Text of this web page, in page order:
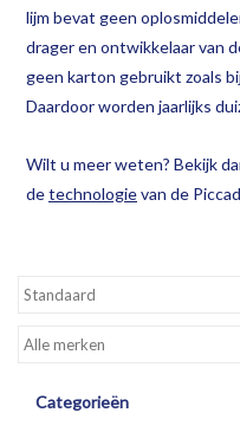
lijm bevat geen
drager en ontwikkelaar van
geen karton gebruikt zoals
Daardoor worden jaarlijks
Wilt u meer weten? Bekijk
detechnologievan de
Categorieën